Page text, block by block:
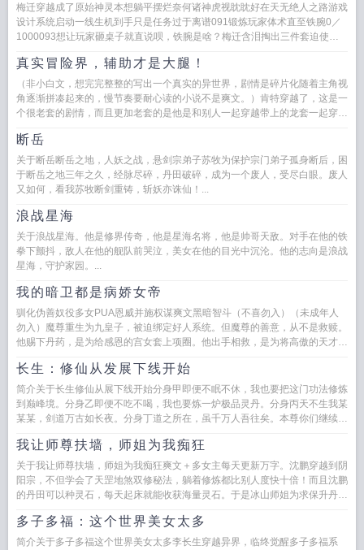
梅迁穿越成了原始神灵本想躺平摆烂奈何诸神虎视眈眈好在天无绝人之路游戏
设计系统启动一线生机到手只是任务过于离谱091锻炼玩家体术直至铁腕0／
1000093想让玩家砸桌子就直说呗，铁腕是啥？梅迁含泪掏出三件套迫使玩
真实冒险界，辅助才是大腿！
（非小白文，想完完整整的写出一个真实的异世界，剧情是碎片化随着主角视
角逐渐拼凑起来的，慢节奏要耐心读的小说不是爽文。）肯特穿越了，这是一
个很老套的剧情，而且更加老套的是他是和别人一起穿越带上的龙套一起穿越
断岳
关于断岳断岳之地，人妖之战，悬剑宗弟子苏牧为保护宗门弟子孤身断后，困
于断岳之地三年之久，经脉尽碎，丹田破碎，成为一个废人，受尽白眼。废人
又如何，看我苏牧断剑重铸，斩妖亦诛仙！...
浪战星海
关于浪战星海。他是修界传奇，他是星海名将，他是帅哥天敌。对手在他的铁
拳下颤抖，敌人在他的舰队前哭泣，美女在他的目光中沉沦。他的志向是浪战
星海，守护家园。...
我的暗卫都是病娇女帝
驯化伪善奴役多女PUA恩威并施权谋爽文黑暗智斗（不喜勿入）（未成年人
勿入）魔尊重生为九皇子，被迫绑定好人系统。但魔尊的善意，从不是救赎。
他赐下丹药，是为给感恩的宫女套上项圈。他出手相救，是为将高傲的天才驯
长生：修仙从发展下线开始
简介关于长生修仙从展下线开始分身甲即便不眠不休，我也要把这门功法修炼
到巅峰境。分身乙即便不吃不喝，我也要炼一炉极品灵丹。分身丙天不生我某
某某，剑道万古如长夜。分身丁道之所在，虽千万人吾往矣。本尊你们继续
我让师尊扶墙，师姐为我痴狂
关于我让师尊扶墙，师姐为我痴狂爽文＋多女主每天更新万字。沈鹏穿越到阴
阳宗，不但学会了天罡地煞双修秘法，躺着修炼都比别人度快十倍！而且沈鹏
的丹田可以种灵石，每天起床就能收获海量灵石。于是冰山师姐为求保升丹主
多子多福：这个世界美女太多
简介关于多子多福这个世界美女太多李长生穿越异界，临终觉醒多子多福系